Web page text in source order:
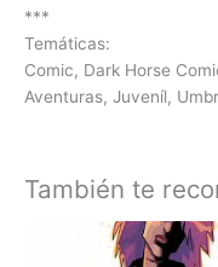
***
Temáticas:
Comic, Dark Horse
Aventuras, Juveníl,
También te